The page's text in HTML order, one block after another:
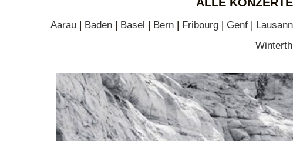
Aarau | Baden | Basel | Bern | Fribourg | Genf |